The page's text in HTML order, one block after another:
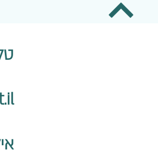
טלפקס:
אילת